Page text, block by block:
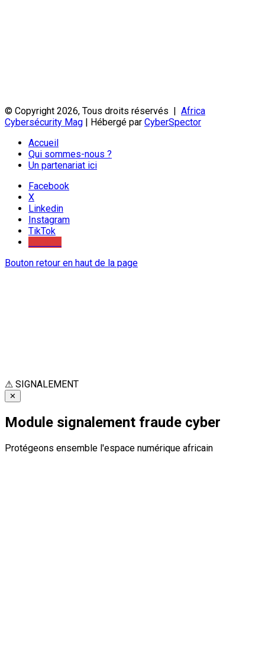
© Copyright 2026, Tous droits réservés | Africa
Cybersécurity Mag | Hébergé par CyberSpector
Accueil
Qui sommes-nous ?
Un partenariat ici
Facebook
X
Linkedin
Instagram
TikTok
Bouton retour en haut de la page
⚠ SIGNALEMENT
✕
Module signalement fraude cyber
Protégeons ensemble l'espace numérique africain